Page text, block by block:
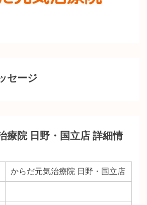
セージ
療院 日野・国立店 詳細情
からだ元気治療院 日野・国立店